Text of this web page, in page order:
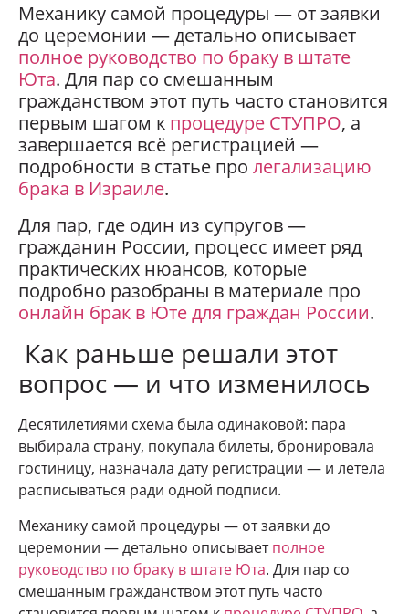
Механику самой процедуры — от заявки
до церемонии — детально описывает
полное руководство по браку в штате
Юта. Для пар со смешанным
гражданством этот путь часто становится
первым шагом к процедуре СТУПРО, а
завершается всё регистрацией —
подробности в статье про легализацию
брака в Израиле.
Для пар, где один из супругов —
гражданин России, процесс имеет ряд
практических нюансов, которые
подробно разобраны в материале про
онлайн брак в Юте для граждан России.
Как раньше решали этот
вопрос — и что изменилось
Десятилетиями схема была одинаковой: пара
выбирала страну, покупала билеты, бронировала
гостиницу, назначала дату регистрации — и летела
расписываться ради одной подписи.
Механику самой процедуры — от заявки до
церемонии — детально описываетполное
руководство по браку в штате Юта. Для пар со
смешанным гражданством этот путь часто